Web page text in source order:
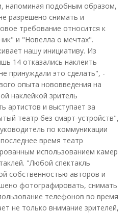
напоминая подобным образом,
разрешено снимать и
требование относится к
и "Новелла о мечтах".
нашу инициативу. Из
14 отказались наклеить
принуждали это сделать", -
опыта нововведения на
наклейкой зритель
артистов и выступает за
театр без смарт-устройств",
по коммуникации
время театр
использованием камер
"Любой спектакль
собственностью авторов и
фотографировать, снимать
телефонов во время
не только внимание зрителей,